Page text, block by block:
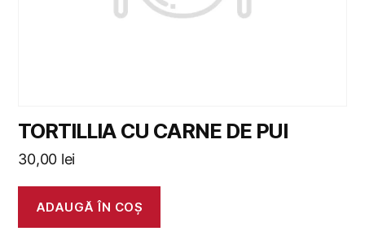
TORTILLIA CU CARNE DE PUI
30,00 lei
ADAUGĂ ÎN COȘ